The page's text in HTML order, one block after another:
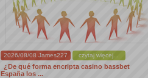
2026/08/08 James227 czytaj więcej...
¿De qué forma encripta casino bassbet
España los ...